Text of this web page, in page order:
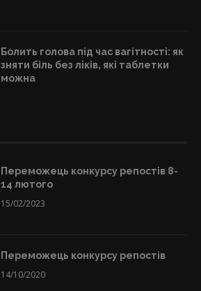
Болить голова під час вагітності: як
зняти біль без ліків, які таблетки
можна
Переможець конкурсу репостів 8-
14 лютого
15/02/2023
Переможець конкурсу репостів
14/10/2020